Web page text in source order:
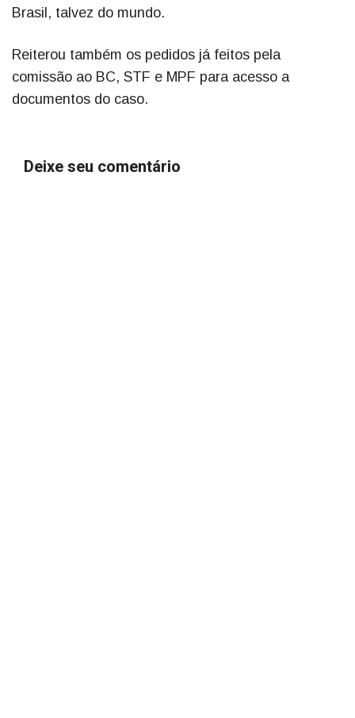
Brasil, talvez do mundo.
Reiterou também os pedidos já feitos pela
comissão ao BC, STF e MPF para acesso a
documentos do caso.
Deixe seu comentário